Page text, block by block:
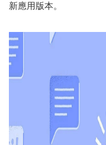
新應用版本。